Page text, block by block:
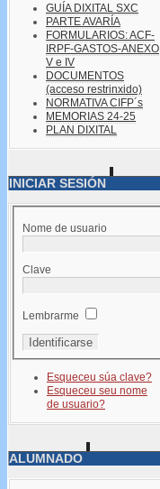
GUÍA DIXITAL SXC
PARTE AVARÍA
FORMULARIOS: ACF-
IRPF-GASTOS-ANEXO
V e IV
DOCUMENTOS
(acceso restrinxido)
NORMATIVA CIFP´s
MEMORIAS 24-25
PLAN DIXITAL
INICIAR SESIÓN
Nome de usuario
Clave
Lembrarme
Esqueceu súa clave?
Esqueceu seu nome
de usuario?
ALUMNADO